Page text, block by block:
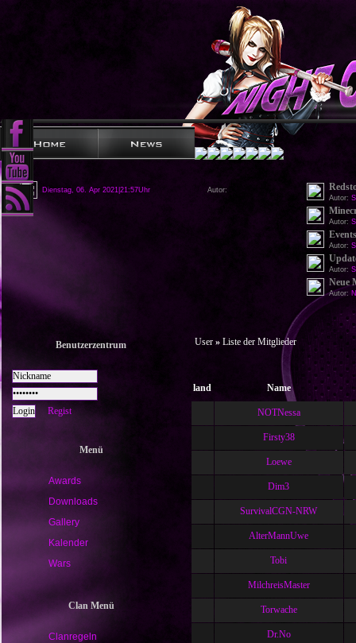
Dienstag, 06. Apr 2021|21:57Uhr Autor:
Autor:
Autor:
Autor:
Autor:
Neue
Autor:
Benutzerzentrum
Regist
Menü
Awards
Downloads
Gallery
Kalender
Wars
Clan Menü
Clanregeln
User » Liste der Mitglieder
land Name
NOTNessa
Firsty38
Loewe
Dim3
SurvivalCGN-NRW
AlterMannUwe
Tobi
MilchreisMaster
Torwache
Dr.No